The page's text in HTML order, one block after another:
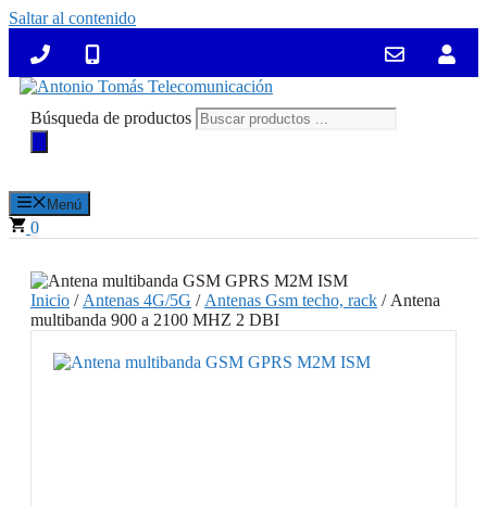
Saltar al contenido
Búsqueda de productos
Menú
0
Inicio / Antenas 4G/5G / Antenas Gsm techo, rack / Antena
multibanda 900 a 2100 MHZ 2 DBI